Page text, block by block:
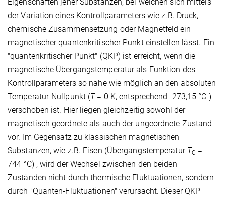
der Variation eines Kontrollparameters wie z.B. Druck,
chemische Zusammensetzung oder Magnetfeld ein
magnetischer quantenkritischer Punkt einstellen lässt. Ein
"quantenkritischer Punkt" (QKP) ist erreicht, wenn die
magnetische Übergangstemperatur als Funktion des
Kontrollparameters so nahe wie möglich an den absoluten
Temperatur-Nullpunkt (T= 0 K, entsprechend -273,15 °C )
verschoben ist. Hier liegen gleichzeitig sowohl der
magnetisch geordnete als auch der ungeordnete Zustand
vor. Im Gegensatz zu klassischen magnetischen
Substanzen, wie z.B. Eisen (Übergangstemperatur TC =
744 °C) , wird der Wechsel zwischen den beiden
Zuständen nicht durch thermische Fluktuationen, sondern
durch "Quanten-Fluktuationen" verursacht. Dieser QKP